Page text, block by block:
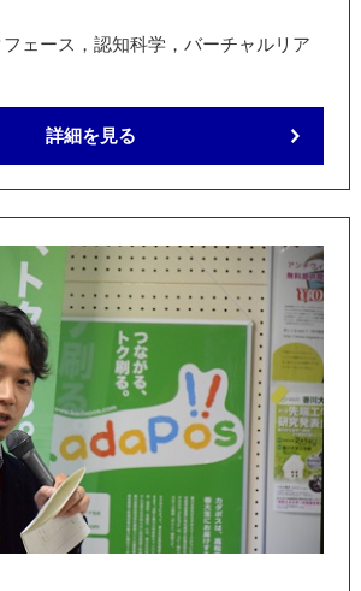
ェース，認知科学，バーチャルリア
詳細を見る